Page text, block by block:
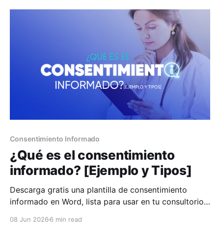
Consentimiento Informado
¿Qué es el consentimiento
informado? [Ejemplo y Tipos]
Descarga gratis una plantilla de consentimiento
informado en Word, lista para usar en tu consultorio.
08 Jun 2026 6 min read